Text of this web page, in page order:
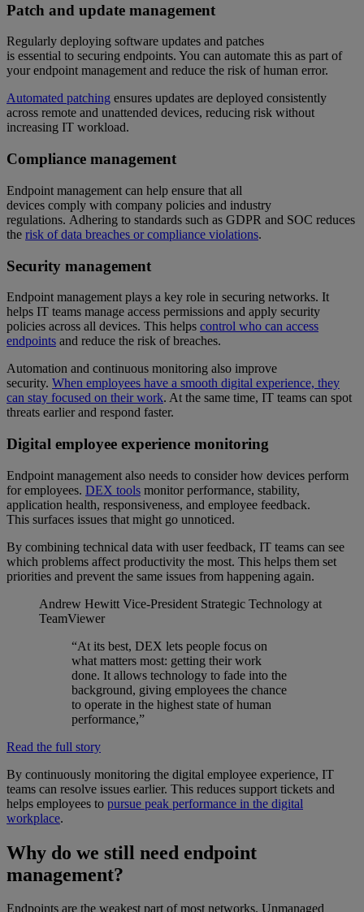
Patch and update management
Regularly deploying software updates and patches
is essential to securing endpoints. You can automate this as part of
your endpoint management and reduce the risk of human error.
Automated patching ensures updates are deployed consistently
across remote and unattended devices, reducing risk without
increasing IT workload.
Compliance management
Endpoint management can help ensure that all
devices comply with company policies and industry
regulations. Adhering to standards such as GDPR and SOC reduces
the risk of data breaches or compliance violations.
Security management
Endpoint management plays a key role in securing networks. It
helps IT teams manage access permissions and apply security
policies across all devices. This helps control who can access
endpoints and reduce the risk of breaches.
Automation and continuous monitoring also improve
security. When employees have a smooth digital experience, they
can stay focused on their work. At the same time, IT teams can spot
threats earlier and respond faster.
Digital employee experience monitoring
Endpoint management also needs to consider how devices perform
for employees. DEX tools monitor performance, stability,
application health, responsiveness, and employee feedback.
This surfaces issues that might go unnoticed.
By combining technical data with user feedback, IT teams can see
which problems affect productivity the most. This helps them set
priorities and prevent the same issues from happening again.
Andrew Hewitt Vice-President Strategic Technology at
TeamViewer
“At its best, DEX lets people focus on
what matters most: getting their work
done. It allows technology to fade into the
background, giving employees the chance
to operate in the highest state of human
performance,”
Read the full story
By continuously monitoring the digital employee experience, IT
teams can resolve issues earlier. This reduces support tickets and
helps employees to pursue peak performance in the digital
workplace.
Why do we still need endpoint
management?
Endpoints are the weakest part of most networks. Unmanaged